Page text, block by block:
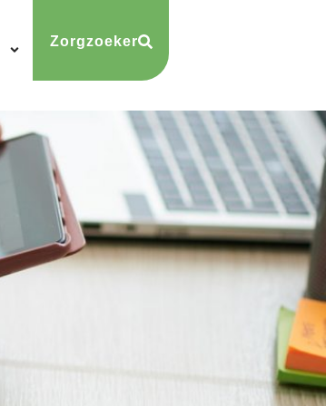
Zorgzoeker